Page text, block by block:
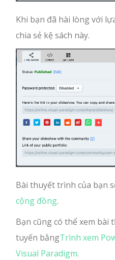
Khi bạn đã hài lòng với
chia sẻ kệ sách này.
Bài thuyết trình của bạn
cộng đồng.
Bạn cũng có thể xem
tuyến bằngTrình xem
Visual Paradigm.